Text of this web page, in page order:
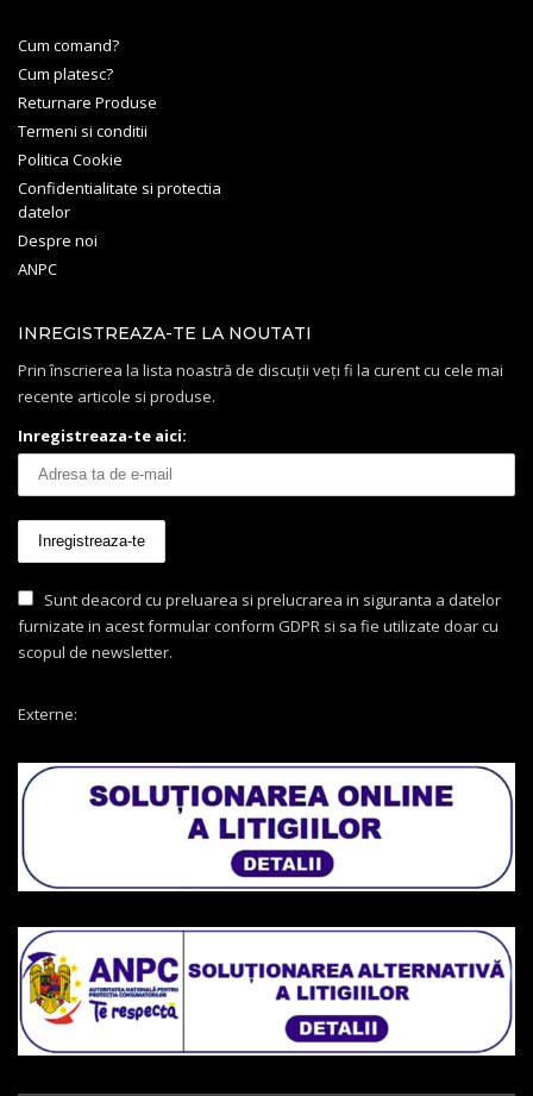
Cum comand?
Cum platesc?
Returnare Produse
Termeni si conditii
Politica Cookie
Confidentialitate si protectia
datelor
Despre noi
ANPC
INREGISTREAZA-TE LA NOUTATI
Prin înscrierea la lista noastră de discuții veți fi la curent cu cele mai
recente articole si produse.
Inregistreaza-te aici:
Sunt deacord cu preluarea si prelucrarea in siguranta a datelor
furnizate in acest formular conform GDPR si sa fie utilizate doar cu
scopul de newsletter.
Externe: